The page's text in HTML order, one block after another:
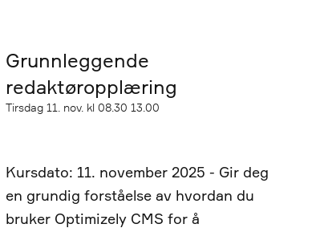
Grunnleggende
redaktøropplæring
Tirsdag 11. nov. kl 08.30 13.00
Kursdato: 11. november 2025 - Gir deg
en grundig forståelse av hvordan du
bruker Optimizely CMS for å